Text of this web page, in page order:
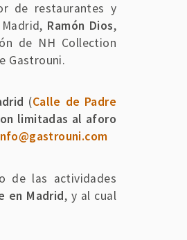
de restaurantes y
Ramón Dios,
de NH Collection
Gastrouni.
(Calle de Padre
limitadas al aforo
de las actividades
en Madrid, y al cual